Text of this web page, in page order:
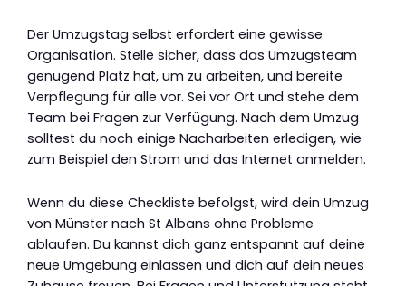
Der Umzugstag selbst erfordert eine gewisse
Organisation. Stelle sicher, dass das Umzugsteam
genügend Platz hat, um zu arbeiten, und bereite
Verpflegung für alle vor. Sei vor Ort und stehe dem
Team bei Fragen zur Verfügung. Nach dem Umzug
solltest du noch einige Nacharbeiten erledigen, wie
zum Beispiel den Strom und das Internet anmelden.
Wenn du diese Checkliste befolgst, wird dein Umzug
von Münster nach St Albans ohne Probleme
ablaufen. Du kannst dich ganz entspannt auf deine
neue Umgebung einlassen und dich auf dein neues